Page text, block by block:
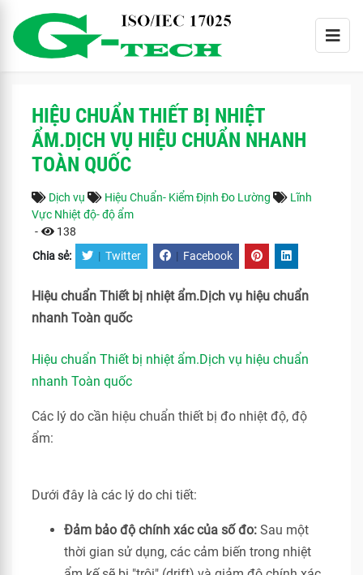
HIỆU CHUẨN THIẾT BỊ NHIỆT
ẨM.DỊCH VỤ HIỆU CHUẨN NHANH
TOÀN QUỐC
Dịch vụ Hiệu Chuẩn- Kiểm Định Đo Lường
Lĩnh
Vực Nhiệt độ- độ ẩm
-
138
Chia sẻ: | Twitter | Facebook
Hiệu chuẩn Thiết bị nhiệt ẩm.Dịch vụ hiệu chuẩn
nhanh Toàn quốc
Hiệu chuẩn Thiết bị nhiệt ẩm.Dịch vụ hiệu chuẩn
nhanh Toàn quốc
Các lý do cần hiệu chuẩn thiết bị đo nhiệt độ, độ
ẩm:
Dưới đây là các lý do chi tiết:
Đảm bảo độ chính xác của số đo: Sau một
thời gian sử dụng, các cảm biến trong nhiệt